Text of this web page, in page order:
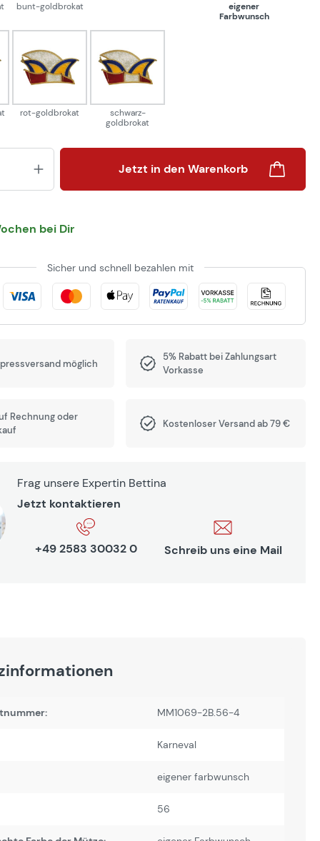
bunt-goldbrokat
eigener
Farbwunsch
rot-goldbrokat
rot-goldbrokat
schwarz-goldbrokat
schwarz-
goldbrokat
Produkt Anzahl: Gib den
Jetzt in den Warenkorb
bei Dir
Sicher und schnell bezahlen mit
möglich
5% Rabatt bei Zahlungsart
Vorkasse
Rechnung oder
Kostenloser Versand ab 79 €
Frag unsere Expertin Bettina
Jetzt kontaktieren
+49 2583 30032 0 Schreib uns eine Mail
MM1069-2B.56-4
Karneval
eigener farbwunsch
56